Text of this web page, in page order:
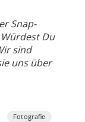
Snap-
Du
sind
uns über
Fotografie